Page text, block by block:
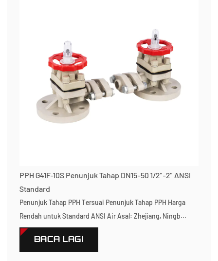
PPH G41F-10S Penunjuk Tahap DN15-50 1/2"-2" ANSI
Standard
Penunjuk Tahap PPH Tersuai Penunjuk Tahap PPH Harga
Rendah untuk Standard ANSI Air Asal: Zhejiang, Ningb...
BACA LAGI